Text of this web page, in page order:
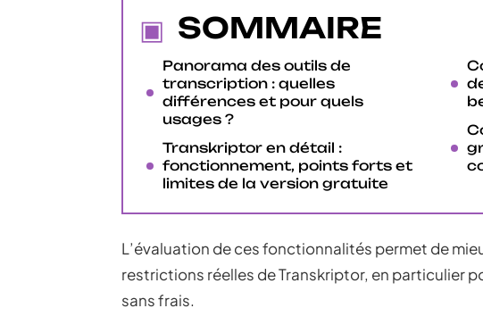
SOMMAIRE
Panorama des outils de
transcription : quelles
différences et pour quels
usages ?
Transkriptor en détail :
fonctionnement, points forts et
limites de la version gratuite
L’évaluation de ces fonctionnalités permet de
restrictions réelles de Transkriptor, en particulier
sans frais.